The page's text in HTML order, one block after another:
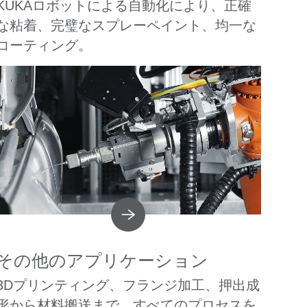
ロボットによる自動化により、正確
粘着、完璧なスプレーペイント、均一な
ーティング。
の他のアプリケーション
プリンティング、フランジ加工、押出成